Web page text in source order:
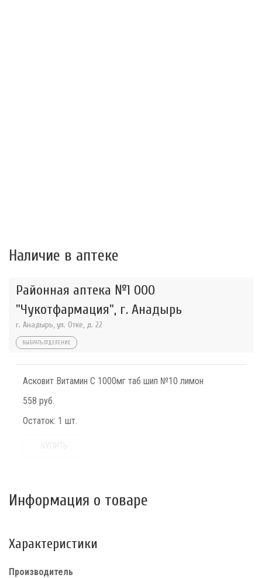
Наличие в аптеке
Районная аптека №1 ООО
"Чукотфармация", г. Анадырь
г. Анадырь, ул. Отке, д. 22
ВЫБРАТЬ ОТДЕЛЕНИЕ
Асковит Витамин С 1000мг таб шип №10 лимон
558 руб.
Остаток: 1 шт.
Информация о товаре
Характеристики
Производитель